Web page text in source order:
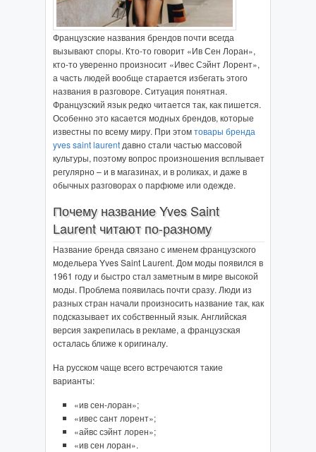
Французские названия брендов почти всегда
вызывают споры. Кто-то говорит «Ив Сен Лоран»,
кто-то уверенно произносит «Ивес Сэйнт Лорент»,
а часть людей вообще старается избегать этого
названия в разговоре. Ситуация понятная.
Французский язык редко читается так, как пишется.
Особенно это касается модных брендов, которые
известны по всему миру. При этомтовары бренда
yves saint laurent давно стали частью массовой
культуры, поэтому вопрос произношения всплывает
регулярно – и в магазинах, и в роликах, и даже в
обычных разговорах о парфюме или одежде.
Почему название Yves Saint
Laurent читают по-разному
Название бренда связано с именем французского
модельера Yves Saint Laurent. Дом моды появился в
1961 году и быстро стал заметным в мире высокой
моды. Проблема появилась почти сразу. Люди из
разных стран начали произносить название так, как
подсказывает их собственный язык. Английская
версия закрепилась в рекламе, а французская
осталась ближе к оригиналу.
На русском чаще всего встречаются такие
варианты:
«ив сен-лоран»;
«ивес сант лорент»;
«айвс сэйнт лорен»;
«ив сен лоран».